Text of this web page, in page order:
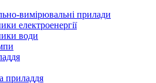
вимірювальні прилади
електроенергії
води
приладдя